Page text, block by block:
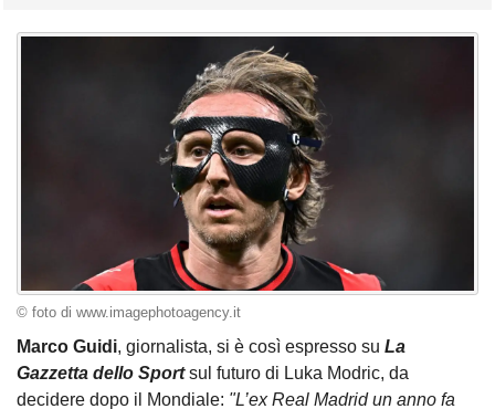
© foto di www.imagephotoagency.it
Marco Guidi, giornalista, si è così espresso su La
Gazzetta dello Sportsul futuro di Luka Modric, da
decidere dopo il Mondiale: "L’ex Real Madrid un anno fa